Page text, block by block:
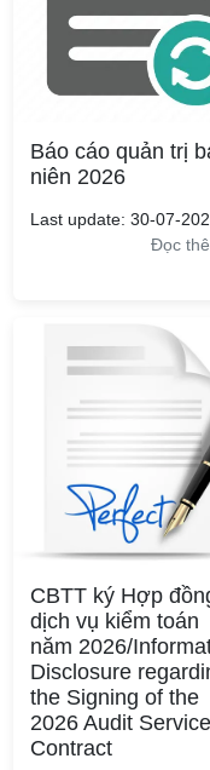
Báo cáo quản trị
niên 2026
Last update: 30-07-
Đọc
CBTT ký Hợp
dịch vụ kiểm toán
năm 2026/
Disclosure
the Signing of the
2026 Audit Service
Contract